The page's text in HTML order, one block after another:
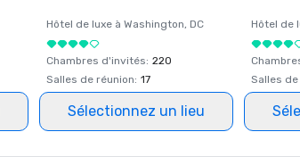
Hôtel de luxe à Washington, DC
Chambres d'invités: 220
Salles de réunion: 17
Sélectionnez un lieu
Hôtel de
Salles